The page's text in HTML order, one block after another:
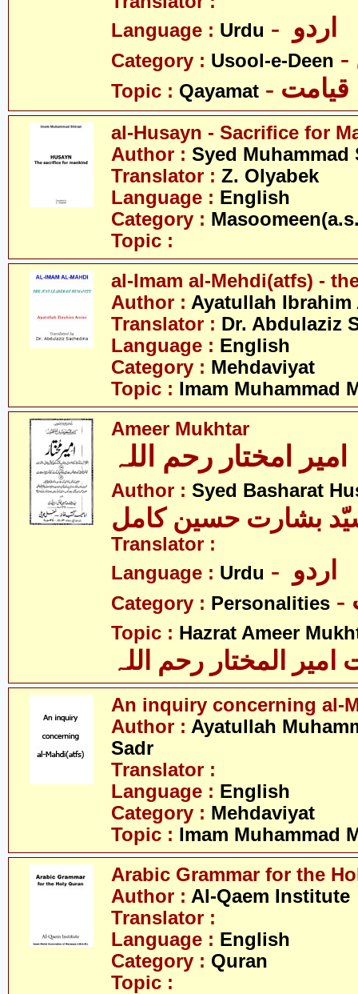
Language : Urdu
Category : Usool-e-Deen
Topic : Qayamat - قیامت
al-Husayn - Sacrifice for
Author : Syed Muhammad
Translator : Z. Olyabek
Language : English
Category :
Topic :
al-Imam al-Mehdi(atfs) -
Author : Ayatullah Ibrahim
Translator : Dr. Abdulaziz
Language : English
Category : Mehdaviyat
Topic : Imam Muhammad
Ameer Mukhtar
امیر امختار رحم اللہ
Author : Syed Basharat
بشارت حسین کامل
Translator :
Language : Urdu
Category : Personalities
Topic : Hazrat Ameer
المختار رحم اللہ
An inquiry concerning al-
Author : Ayatullah
Sadr
Translator :
Language : English
Category : Mehdaviyat
Topic : Imam Muhammad
Arabic Grammar for the
Author : Al-Qaem Institute
Translator :
Language : English
Category : Quran
Topic :